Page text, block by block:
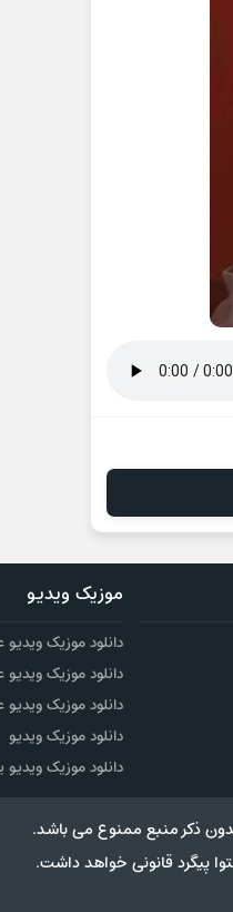
موزیک ویدیو
دانلود موزیک
دانلود موزیک
دانلود موزیک
دانلود موزیک ویدیو
دانلود موزیک
ذکر منبع ممنوع می باشد.